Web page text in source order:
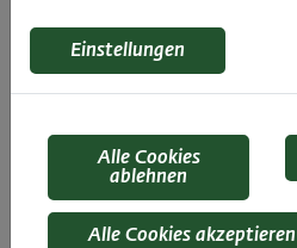
Einstellungen
Alle Cookies
ablehnen
Alle Cookies akzeptieren